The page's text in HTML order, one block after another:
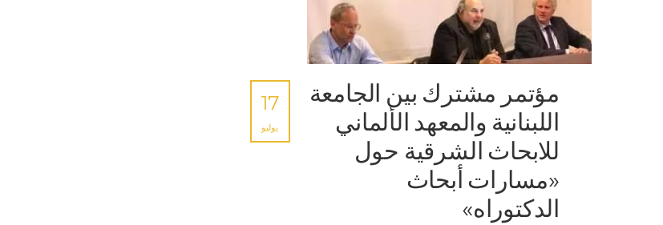
مؤتمر مشترك بين الجامعة
اللبنانية والمعهد الألماني
للابحاث الشرقية حول
«مسارات أبحاث
الدكتوراه»
17
يوليو